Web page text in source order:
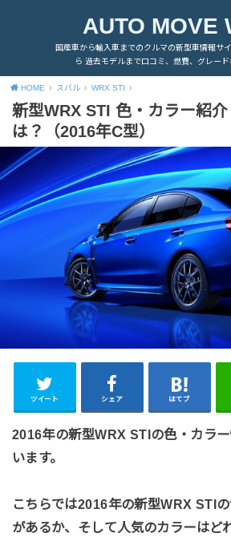
AUTO MOVE
国産車から輸入車までのクルマの新型車情報サ
ら 過去モデルまで口コミ、燃費、グレード
HOME スバル WRX STI
新型WRX STI 色・カラー紹
は？（2016年C型）
ツイート シェア はてブ
2016年の新型WRX STIの色・カラ
います。
こちらでは2016年の新型WRX STI
があるか、そして人気のカラーはど